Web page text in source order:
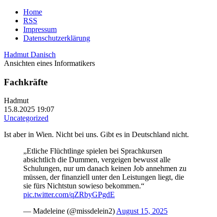
Home
RSS
Impressum
Datenschutzerklärung
Hadmut Danisch
Ansichten eines Informatikers
Fachkräfte
Hadmut
15.8.2025 19:07
Uncategorized
Ist aber in Wien. Nicht bei uns. Gibt es in Deutschland nicht.
„Etliche Flüchtlinge spielen bei Sprachkursen
absichtlich die Dummen, vergeigen bewusst alle
Schulungen, nur um danach keinen Job annehmen zu
müssen, der finanziell unter den Leistungen liegt, die
sie fürs Nichtstun sowieso bekommen.“
pic.twitter.com/qZRbyGPgdE
— Madeleine (@missdelein2)August 15, 2025